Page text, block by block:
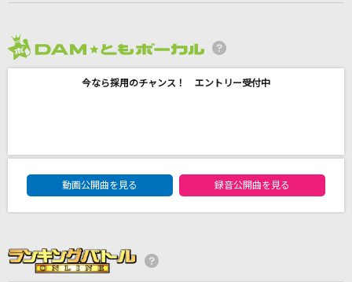
シャングリラ
チャットモンチー
糞田舎P feat.初音ミク
藤井 風
今なら採用のチャンス！ エントリー受付中
DAM★ともボーカルエントリーランキング
動画公開曲を見る
録音公開曲を見る